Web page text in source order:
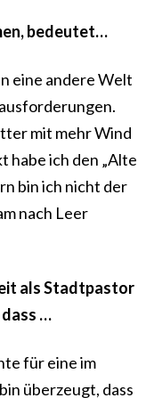
bedeutet…
eine andere Welt
mit mehr Wind
habe ich den „Alte
bin ich nicht der
nach Leer
als Stadtpastor
dass …
für eine im
überzeugt, dass